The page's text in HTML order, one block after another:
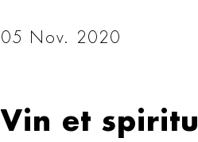
05 Nov. 2020
Vin et